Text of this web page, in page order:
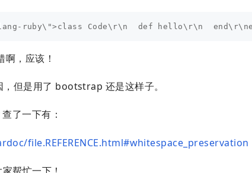
，应该！
但是用了 bootstrap 还是这样子。
了一下有：
file.REFERENCE.html#whitespace_preservation